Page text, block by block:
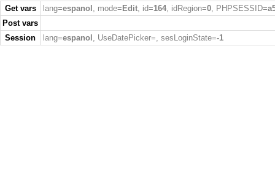
Get vars lang=espanol , mode= Edit, id=164, idRegion=0, PHPSESSID=
Post vars
Session
lang=espanol , UseDatePicker=, sesLoginState=-1